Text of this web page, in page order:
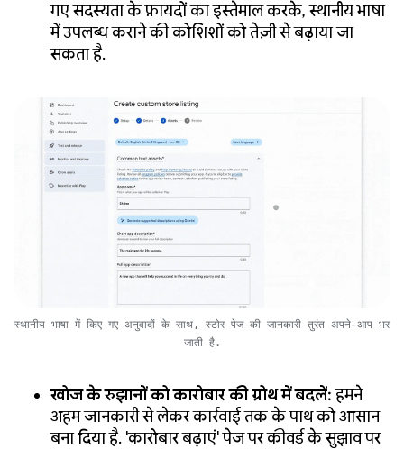
गए सदस्यता के फ़ायदों का इस्तेमाल करके, स्थानीय भाषा
में उपलब्ध कराने की कोशिशों को तेज़ी से बढ़ाया जा
सकता है.
स्थानीय भाषा में किए गए अनुवादों के साथ, स्टोर पेज की जानकारी तुरंत अपने-आप भर
जाती है.
खोज के रुझानों को कारोबार की ग्रोथ में बदलें:हमने
अहम जानकारी से लेकर कार्रवाई तक के पाथ को आसान
बना दिया है. 'कारोबार बढ़ाएं' पेज पर कीवर्ड के सुझाव पर